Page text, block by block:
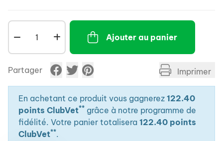
Ajouter au panier
Partager Imprimer
En achetant ce produit vous gagnerez 122.40
points ClubVet** grâce à notre programme de
fidélité. Votre panier totalisera 122.40 points
ClubVet**.